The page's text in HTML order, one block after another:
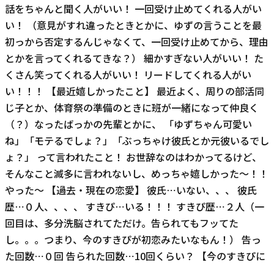
話をちゃんと聞く人がいい！ 一回受け止めてくれる人がい
い！ （意見がすれ違ったときとかに、ゆずの言うことを最
初っから否定するんじゃなくて、一回受け止めてから、理由
とかを言ってくれるてきな？） 細かすぎない人がいい！ た
くさん笑ってくれる人がいい！ リードしてくれる人がい
い！！！ 【最近嬉しかったこと】 最近よく、周りの部活同
じ子とか、体育祭の準備のときに班が一緒になって仲良く
（？）なったばっかの先輩とかに、 「ゆずちゃん可愛い
ね」「モテるでしょ？」「ぶっちゃけ彼氏とか元彼いるでし
ょ？」 って言われたこと！ お世辞なのはわかってるけど、
そんなこと滅多に言われないし、めっちゃ嬉しかった〜！！
やった〜 【過去・現在の恋愛】 彼氏⋯いない、、、 彼氏
歴⋯０人、、、、 すきぴ⋯いる！！！ すきぴ歴⋯２人（一
回目は、多分洗脳されてただけ。告られてもフッてた
し。。。つまり、今のすきぴが初恋みたいなもん！） 告っ
た回数⋯０回 告られた回数⋯10回くらい？ 【今のすきぴに